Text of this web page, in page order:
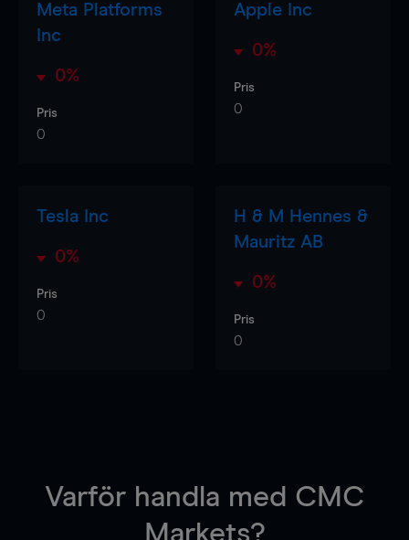
Meta Platforms
Inc
0%
Pris
0
Apple Inc
0%
Pris
0
Tesla Inc
0%
Pris
0
H & M Hennes &
Mauritz AB
0%
Pris
0
Varför handla med CMC